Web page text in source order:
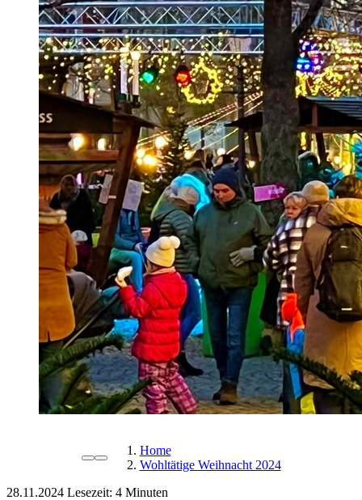
Home
Wohltätige Weihnacht 2024
28.11.2024 Lesezeit: